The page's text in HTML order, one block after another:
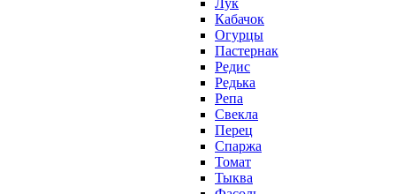
Лук
Кабачок
Огурцы
Пастернак
Редис
Редька
Репа
Свекла
Перец
Спаржа
Томат
Тыква